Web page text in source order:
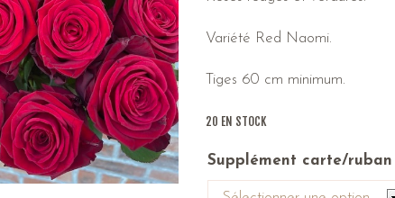
Variété Red Naomi.
Tiges 60 cm minimum.
20 EN STOCK
Supplément carte/ruban